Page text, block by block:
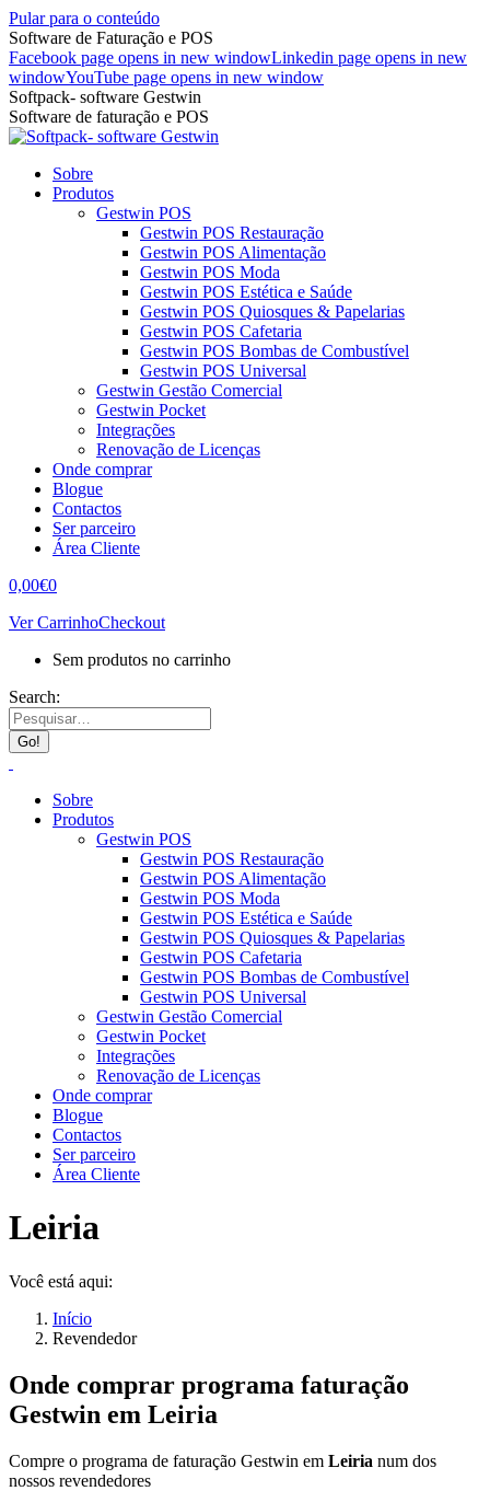
Pular para o conteúdo
Software de Faturação e POS
Facebook page opens in new windowLinkedin page opens in new
windowYouTube page opens in new window
Softpack- software Gestwin
Software de faturação e POS
Sobre
Produtos
Gestwin POS
Gestwin POS Restauração
Gestwin POS Alimentação
Gestwin POS Moda
Gestwin POS Estética e Saúde
Gestwin POS Quiosques & Papelarias
Gestwin POS Cafetaria
Gestwin POS Bombas de Combustível
Gestwin POS Universal
Gestwin Gestão Comercial
Gestwin Pocket
Integrações
Renovação de Licenças
Onde comprar
Blogue
Contactos
Ser parceiro
Área Cliente
0,00€0
Ver CarrinhoCheckout
Sem produtos no carrinho
Search:
Sobre
Produtos
Gestwin POS
Gestwin POS Restauração
Gestwin POS Alimentação
Gestwin POS Moda
Gestwin POS Estética e Saúde
Gestwin POS Quiosques & Papelarias
Gestwin POS Cafetaria
Gestwin POS Bombas de Combustível
Gestwin POS Universal
Gestwin Gestão Comercial
Gestwin Pocket
Integrações
Renovação de Licenças
Onde comprar
Blogue
Contactos
Ser parceiro
Área Cliente
Leiria
Você está aqui:
Início
Revendedor
Onde comprar programa faturação
Gestwin em Leiria
Compre o programa de faturação Gestwin em Leiria num dos
nossos revendedores